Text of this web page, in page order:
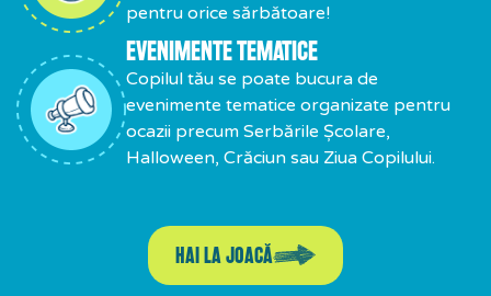
pentru orice sărbătoare!
EVENIMENTE TEMATICE
Copilul tău se poate bucura de
evenimente tematice organizate pentru
ocazii precum Serbările Școlare,
Halloween, Crăciun sau Ziua Copilului.
HAI LA JOACĂ